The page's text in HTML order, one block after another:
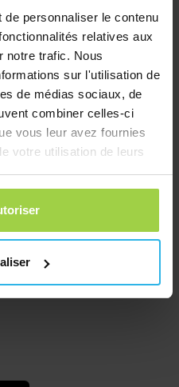
personnaliser le contenu
relatives aux
notre trafic. Nous
sur l'utilisation de
de médias sociaux, de
combiner celles-ci
vous leur avez fournies
votre utilisation de leurs
d’Alzheimer